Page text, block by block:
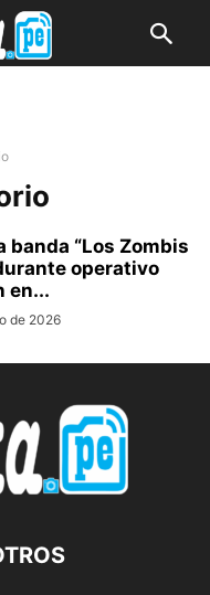
banda “Los Zombis
operativo
en...
de 2026